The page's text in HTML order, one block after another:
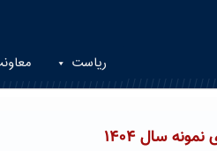
ریاست
سال ۱۴۰۴